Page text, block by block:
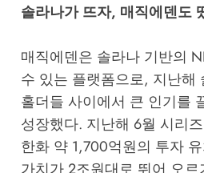
솔라나가 뜨자, 매직에덴도
매직에덴은 솔라나 기반의
수 있는 플랫폼으로, 지난해
홀더들 사이에서 큰 인기를
성장했다. 지난해 6월 시리
한화 약 1,700억원의 투자
가치가 2조원대로 뛰어 오